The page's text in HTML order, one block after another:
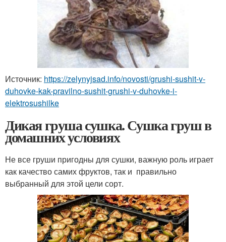
Источник: https://zelynyjsad.info/novosti/grushi-sushit-v-
duhovke-kak-pravilno-sushit-grushi-v-duhovke-i-
elektrosushilke
Дикая груша сушка. Сушка груш в
домашних условиях
Не все груши пригодны для сушки, важную роль играет
как качество самих фруктов, так и правильно
выбранный для этой цели сорт.